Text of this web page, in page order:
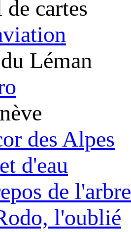
cartes
Léman
des Alpes
d'eau
de l'arbre
l'oublié